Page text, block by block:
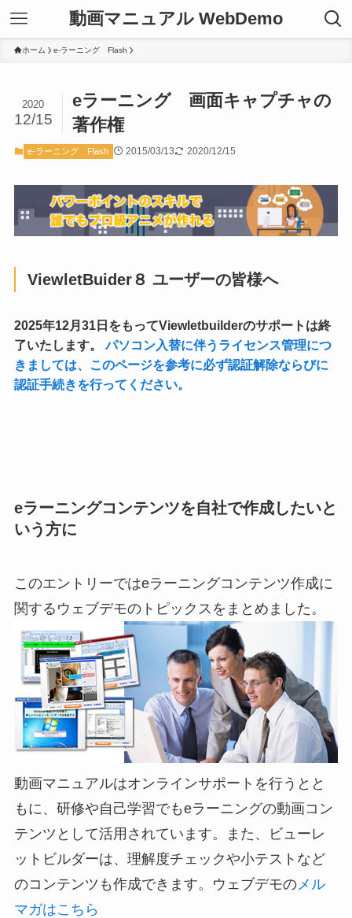
動画マニュアル WebDemo
ホーム e-ラーニング Flash
eラーニング 画面キャプチャの
著作権
2020
12/15
e-ラーニング Flash 2015/03/13 2020/12/15
ViewletBuider８ ユーザーの皆様へ
2025年12月31日をもってViewletbuilderのサポートは終
了いたします。
パソコン入替に伴うライセンス管理につ
きましては、このページを参考に必ず認証解除ならびに
認証手続きを行ってください。
eラーニングコンテンツを自社で作成したいと
いう方に
このエントリーではeラーニングコンテンツ作成に
関するウェブデモのトピックスをまとめました。
動画マニュアルはオンラインサポートを行うとと
もに、研修や自己学習でもeラーニングの動画コン
テンツとして活用されています。また、ビューレ
ットビルダーは、理解度チェックや小テストなど
のコンテンツも作成できます。ウェブデモのメル
マガはこちら